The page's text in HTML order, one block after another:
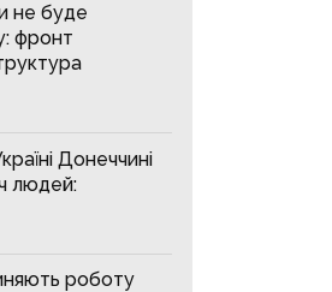
не буде
фронт
Донеччині
людей:
роботу